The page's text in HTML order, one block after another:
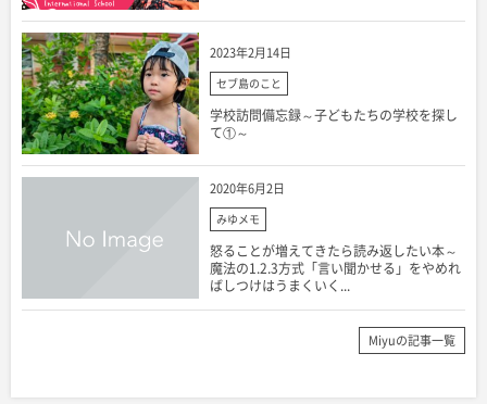
2023年2月14日
セブ島のこと
学校訪問備忘録～子どもたちの学校を探し
て①～
2020年6月2日
みゆメモ
怒ることが増えてきたら読み返したい本～
魔法の1.2.3方式「言い聞かせる」をやめれ
ばしつけはうまくいく...
Miyuの記事一覧